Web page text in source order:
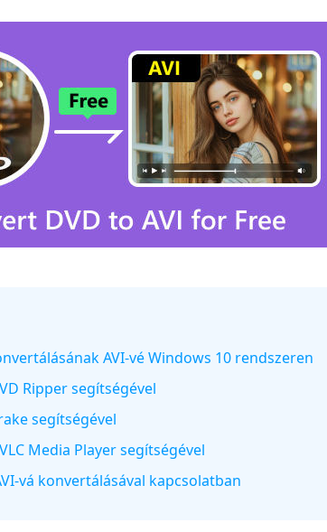
AVI-vé Windows 10 rendszeren
Ripper segítségével
segítségével
Media Player segítségével
vá konvertálásával kapcsolatban